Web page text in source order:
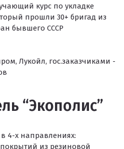
курс по укладке
прошли 30+ бригад из
бывшего СССР
Лукойл, гос.заказчиками -
“Экополис”
4-х направлениях:
из резиновой